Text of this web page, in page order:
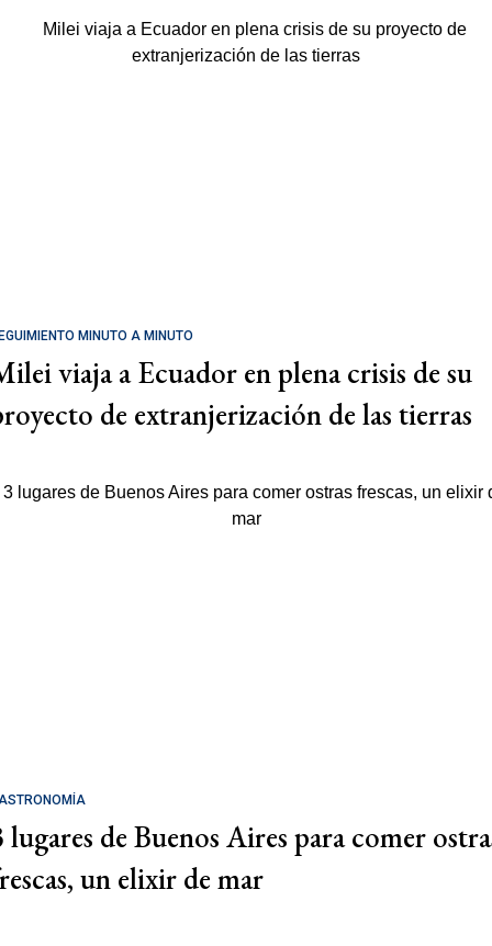
MINUTO A MINUTO
viaja a Ecuador en plena crisis de su
de extranjerización de las tierras
lugares de Buenos Aires para comer
un elixir de mar